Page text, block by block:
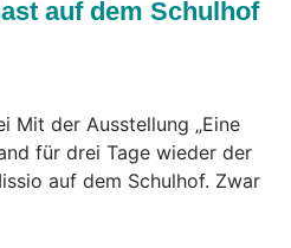
auf dem Schulhof
Mit der Ausstellung „Eine
für drei Tage wieder der
auf dem Schulhof. Zwar